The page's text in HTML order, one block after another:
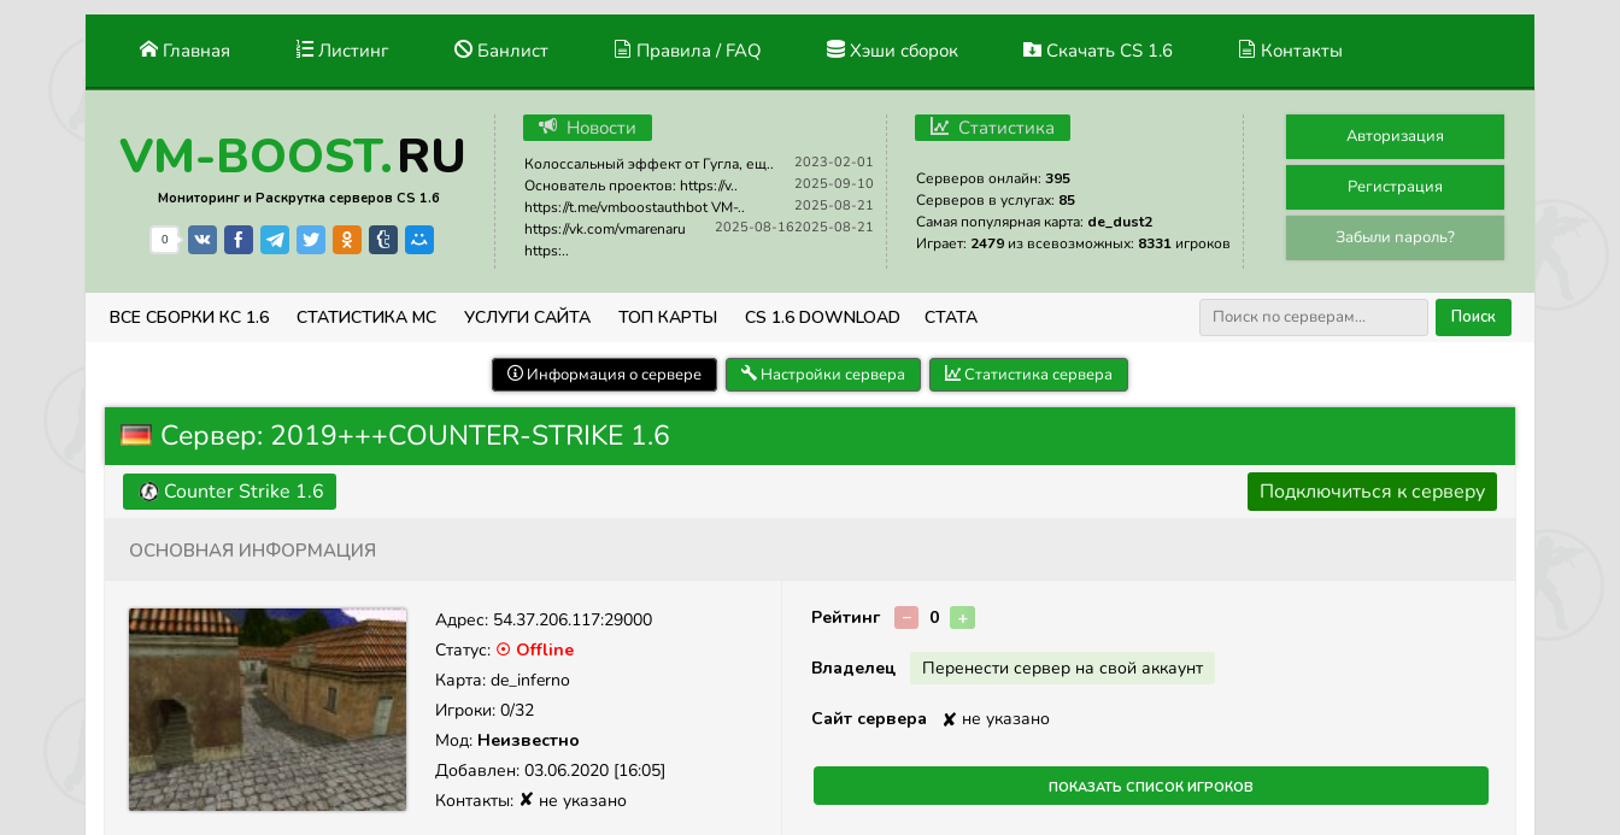
Главная Листинг Банлист Правила / FAQ Хэши сборок Скачать CS 1.6 Контакты
VM-BOOST.RU
Мониторинг и Раскрутка серверов CS 1.6
0
Новости
2023-02-01
Колоссальный эффект от Гугла, ещ..
2025-09-10
Основатель проектов: https://v..
2025-08-21
https://t.me/vmboostauthbot VM-..
2025-08-21
2025-08-16
https://vk.com/vmarenaru
https:..
Статистика
Серверов онлайн: 395
Серверов в услугах: 85
Самая популярная карта: de_dust2
Играет: 2479 из всевозможных: 8331 игроков
Авторизация
Регистрация
Забыли пароль?
ВСЕ СБОРКИ КС 1.6 СТАТИСТИКА МС УСЛУГИ САЙТА ТОП КАРТЫ CS 1.6 DOWNLOAD СТАТА Поиск
Информация о сервере Настройки сервера Статистика сервера
Сервер: 2019+++COUNTER-STRIKE 1.6
Counter Strike 1.6 Подключиться к серверу
Основная информация
Адрес: 54.37.206.117:29000
Статус: ☉ Offline
Карта: de_inferno
Игроки: 0/32
Мод: Неизвестно
Добавлен: 03.06.2020 [16:05]
Контакты: ✘ не указано
Рейтинг − 0 +
Владелец Перенести сервер на свой аккаунт
Сайт сервера ✘ не указано
Показать список игроков